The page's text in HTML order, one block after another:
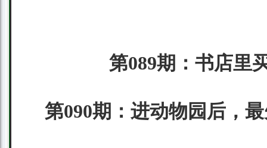
第089期：书店里
第090期：进动物园后，